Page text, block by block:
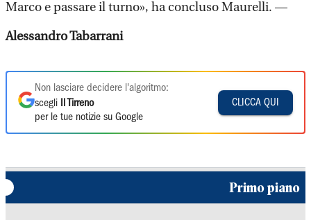
Marco e passare il turno», ha concluso Maurelli. —
Alessandro Tabarrani
Non lasciare decidere l'algoritmo:
scegli
Il Tirreno
per le tue notizie su Google
CLICCA QUI
Primo piano